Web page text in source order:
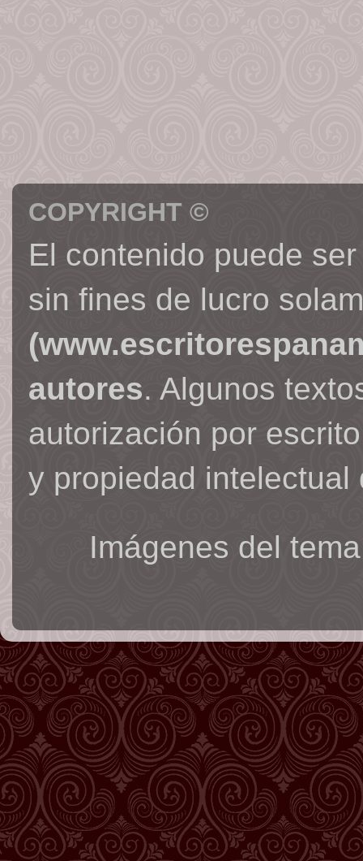
COPYRIGHT ©
El contenido puede
sin fines de lucro
autores. Algunos
autorización por
y propiedad intelectual
Imágenes del